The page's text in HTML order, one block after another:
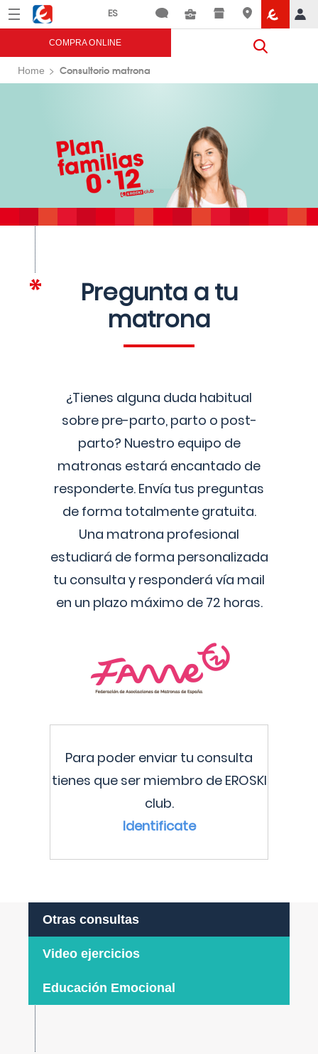
Menú Eroski
COMPRA ONLINE
Home Consultorio matrona
Pregunta a tu
matrona
¿Tienes alguna duda habitual
sobre pre-parto, parto o post-
parto? Nuestro equipo de
matronas estará encantado de
responderte. Envía tus preguntas
de forma totalmente gratuita.
Una matrona profesional
estudiará de forma personalizada
tu consulta y responderá vía mail
en un plazo máximo de 72 horas.
Para poder enviar tu consulta
tienes que ser miembro de EROSKI
club.
Identificate
Otras consultas
Video ejercicios
Educación Emocional